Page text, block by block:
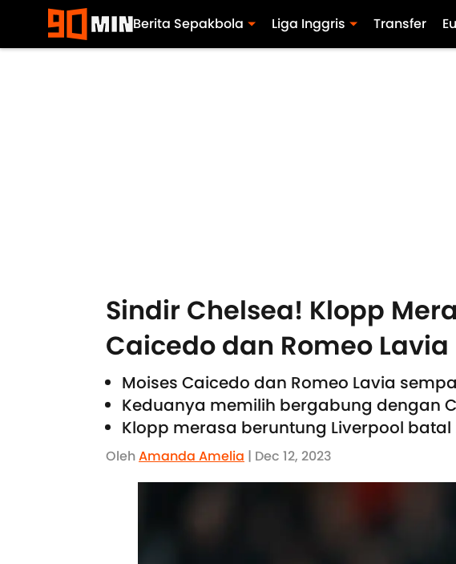
Berita Sepakbola Liga Inggris Transfer
Sindir Chelsea! Klopp
Caicedo dan Romeo Lavia
Moises Caicedo dan Romeo Lavia
Keduanya memilih bergabung dengan
Klopp merasa beruntung Liverpool
OlehAmanda Amelia | Dec 12, 2023